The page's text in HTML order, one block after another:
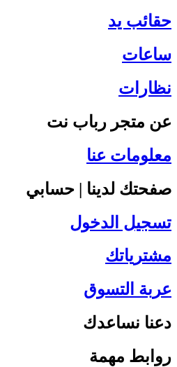
حقائب يد
ساعات
نظارات
عن متجر رباب نت
معلومات عنا
صفحتك لدينا | حسابي
تسجيل الدخول
مشترياتك
عربة التسوق
دعنا نساعدك
روابط مهمة